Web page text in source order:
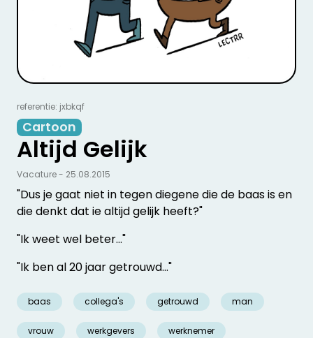
referentie: jxbkqf
Cartoon
Altijd Gelijk
"Dus je gaat niet in tegen diegene die de baas is en
die denkt dat ie altijd gelijk heeft?"
"Ik weet wel beter…"
"Ik ben al 20 jaar getrouwd…"
baas collega's getrouwd man
vrouw werkgevers werknemer
Vacature - 25.08.2015